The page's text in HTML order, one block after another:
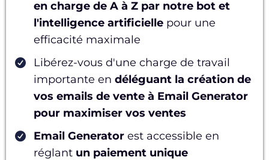
en charge de A à Z par notre bot et
l'intelligence artificiellepour une
efficacité maximale
Libérez-vous d'une charge de travail
importante en déléguant la création de
vos emails de vente à Email Generator
pour maximiser vos ventes
Email Generatorest accessible en
réglant un paiement unique